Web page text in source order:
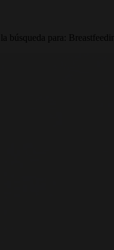
búsqueda para: